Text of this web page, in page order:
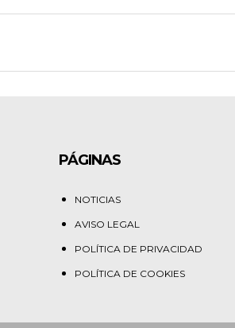
PÁGINAS
NOTICIAS
AVISO LEGAL
POLÍTICA DE PRIVACIDAD
POLÍTICA DE COOKIES